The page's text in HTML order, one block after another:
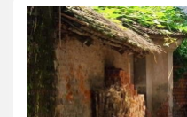
một mái nhà bằng lòng thương, bằng
nghèo đến đâu, cũng còn có nhau để